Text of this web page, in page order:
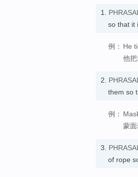
1.
so that it
例： He
他把
2.
them so
例：
蒙
3.
of rope